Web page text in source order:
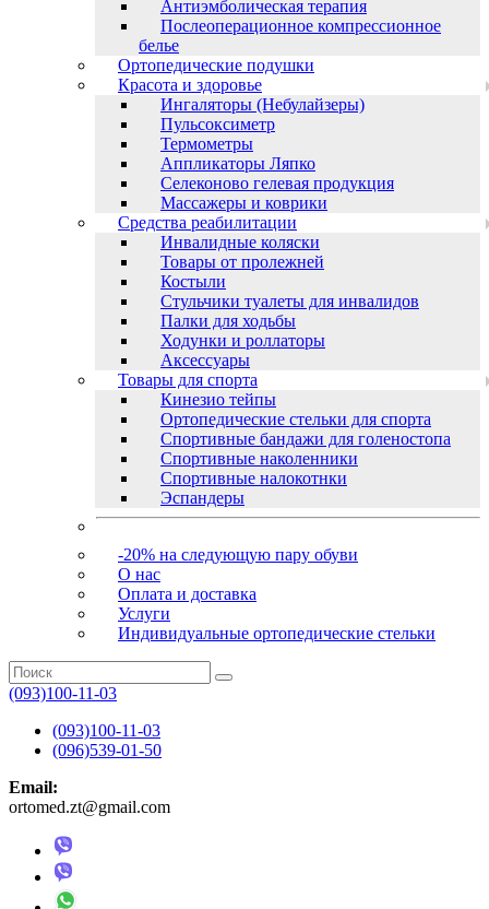
Антиэмболическая терапия
Послеоперационное компрессионное
белье
Ортопедические подушки
Красота и здоровье
Ингаляторы (Небулайзеры)
Пульсоксиметр
Термометры
Аппликаторы Ляпко
Селеконово гелевая продукция
Массажеры и коврики
Средства реабилитации
Инвалидные коляски
Товары от пролежней
Костыли
Стульчики туалеты для инвалидов
Палки для ходьбы
Ходунки и роллаторы
Аксессуары
Товары для спорта
Кинезио тейпы
Ортопедические стельки для спорта
Спортивные бандажи для голеностопа
Спортивные наколенники
Спортивные налокотнки
Эспандеры
-20% на следующую пару обуви
О нас
Оплата и доставка
Услуги
Индивидуальные ортопедические стельки
(093)100-11-03
(093)100-11-03
(096)539-01-50
Email:
ortomed.zt@gmail.com